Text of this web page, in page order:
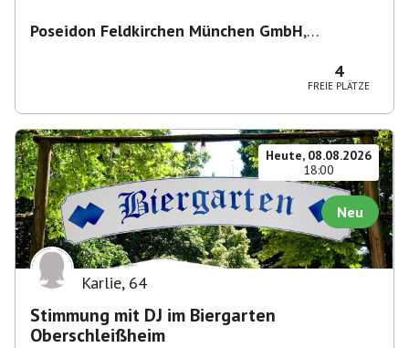
Poseidon Feldkirchen München GmbH,
4
FREIE PLÄTZE
Heute, 08.08.2026
18:00
Neu
Karlie, 64
Stimmung mit DJ im Biergarten
Oberschleißheim